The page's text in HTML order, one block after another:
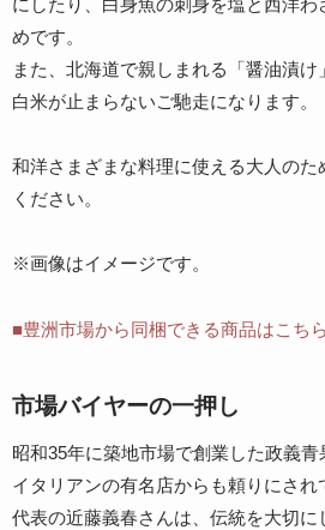
にしたり、白身魚の刺身を塩と西洋
めです。
また、北海道で親しまれる「醤油漬
白米が止まらないご馳走になります。
和洋さまざまな料理に使える大人のた
ください。
※画像はイメージです。
■豊洲市場から同梱できる商品はこちら
市場バイヤーの一押し
昭和35年に築地市場で創業した政義青
イタリアンの有名店からも頼りにされ
代表の近藤義春さんは、伝統を大切に